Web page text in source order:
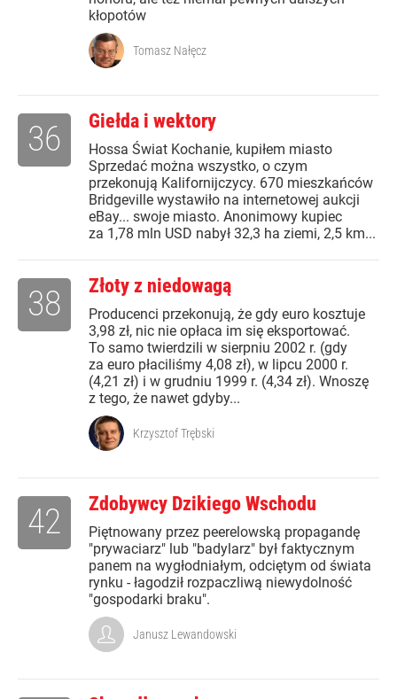
kłopotów
Tomasz Nałęcz
Giełda i wektory
Hossa Świat Kochanie, kupiłem miasto
Sprzedać można wszystko, o czym
przekonują Kalifornijczycy. 670 mieszkańców
Bridgeville wystawiło na internetowej aukcji
eBay... swoje miasto. Anonimowy kupiec
za 1,78 mln USD nabył 32,3 ha ziemi, 2,5 km...
36
Złoty z niedowagą
Producenci przekonują, że gdy euro kosztuje
3,98 zł, nic nie opłaca im się eksportować.
To samo twierdzili w sierpniu 2002 r. (gdy
za euro płaciliśmy 4,08 zł), w lipcu 2000 r.
(4,21 zł) i w grudniu 1999 r. (4,34 zł). Wnoszę
z tego, że nawet gdyby...
38
Krzysztof Trębski
Zdobywcy Dzikiego Wschodu
Piętnowany przez peerelowską propagandę
"prywaciarz" lub "badylarz" był faktycznym
panem na wygłodniałym, odciętym od świata
rynku - łagodził rozpaczliwą niewydolność
"gospodarki braku".
42
Janusz Lewandowski